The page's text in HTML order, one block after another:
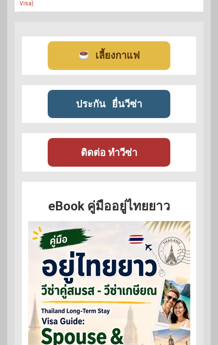
Visa)
เลี้ยงกาแฟ
ประกัน ยื่นวีซ่า
ติดต่อ ทำวีซ่า
eBook คู่มืออยู่ไทยยาว